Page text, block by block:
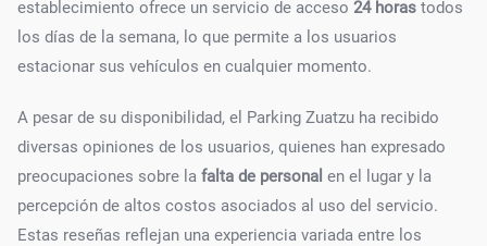
establecimiento ofrece un servicio de acceso 24 horas todos
los días de la semana, lo que permite a los usuarios
estacionar sus vehículos en cualquier momento.
A pesar de su disponibilidad, el Parking Zuatzu ha recibido
diversas opiniones de los usuarios, quienes han expresado
preocupaciones sobre la falta de personal en el lugar y la
percepción de altos costos asociados al uso del servicio.
Estas reseñas reflejan una experiencia variada entre los